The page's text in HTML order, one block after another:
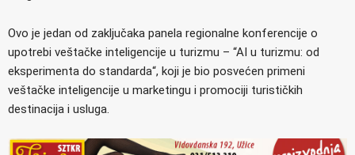
Ovo je jedan od zaključaka panela regionalne konferencije o
upotrebi veštačke inteligencije u turizmu – “AI u turizmu: od
eksperimenta do standarda“, koji je bio posvećen primeni
veštačke inteligencije u marketingu i promociji turističkih
destinacija i usluga.